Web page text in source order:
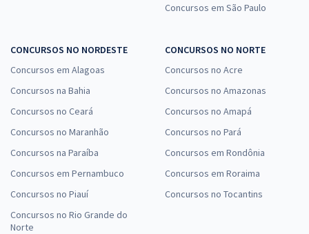
Concursos em São Paulo
CONCURSOS NO NORDESTE
Concursos em Alagoas
Concursos na Bahia
Concursos no Ceará
Concursos no Maranhão
Concursos na Paraíba
Concursos em Pernambuco
Concursos no Piauí
Concursos no Rio Grande do
Norte
CONCURSOS NO NORTE
Concursos no Acre
Concursos no Amazonas
Concursos no Amapá
Concursos no Pará
Concursos em Rondônia
Concursos em Roraima
Concursos no Tocantins